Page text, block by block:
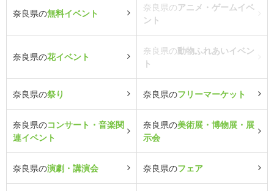
奈良県の無料イベント
奈良県のアニメ・ゲームイベ
ント
奈良県の花イベント
奈良県の動物ふれあいイベン
ト
奈良県の祭り 奈良県のフリーマーケット
奈良県のコンサート・音楽関
連イベント
奈良県の美術展・博物展・展
示会
奈良県の演劇・講演会 奈良県のフェア